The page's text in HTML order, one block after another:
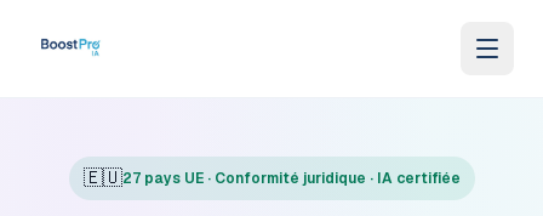
🇪🇺27 pays UE · Conformité juridique · IA certifiée